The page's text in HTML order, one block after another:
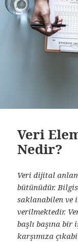
Veri
Nedir?
Veri dijital
bütünüdür.
saklanabilen ve
verilmektedir.
başlı başına bir
karşımıza